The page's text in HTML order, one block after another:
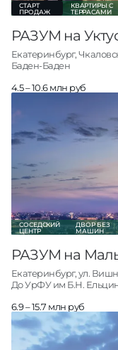
СТАРТ
ПРОДАЖ
КВАРТИРЫ С
ТЕРРАСАМИ
РАЗУМ на
Екатеринбург,
Баден-Баден
4.5 – 10.6 млн руб
Студии26
1-комн32
2-комн22
3-комн +
О проекте
СОСЕДСКИЙ
ЦЕНТР
ДВОР БЕЗ
МАШИН
РАЗУМ на
Екатеринбург, ул.
До УрФУ им Б.Н.
6.9 – 15.7 млн руб
Студии9